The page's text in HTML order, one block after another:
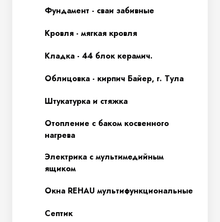
Фундамент - сваи забивные
Кровля - мягкая кровля
Кладка - 44 блок керамич.
Облицовка - кирпич Байер, г. Тула
Штукатурка и стяжка
Отопление с баком косвенного
нагрева
Электрика с мультимедийным
ящиком
Окна REHAU мультифункциональные
Септик